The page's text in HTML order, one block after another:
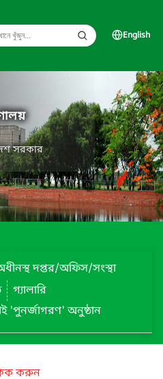
English
সরকার
দপ্তর/অফিস/সংস্থা
গ্যালারি
'পুনর্জাগরণ' অনুষ্ঠান
করুন